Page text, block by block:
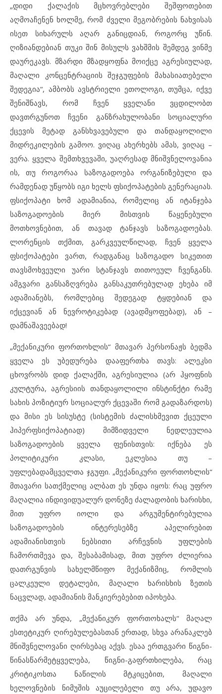
„დიდი ქალაქის მცხოვრებლები შეშფოთებით
აღმოაჩენენ ხოლმე, რომ ძველი მეგობრების ნახვისას
ისეთ სიხარულს აღარ განიცდიან, როგორც უწინ.
ღიზიანდებიან თუკი შინ მისულს ვახშმის შემდეგ ვინმე
დაურეკავს. მზარდი მზადყოფნა მოიქცე აგრესიულად,
მაღალი კონცენტრაციის შეჯგუფების მახასიათებელი
შედეგია“, ამბობს ავსტრიელი ეთოლოგი, თუმცა, იქვე
შენიშნავს, რომ ჩვენ ყველანი ვცდილობთ
დავთრგუნოთ ჩვენი განზრახულობანი სოციალური
ქცევის მეტად განსხვავებული და თანდაყოლილი
მიდრეკილების გამოო. ვიღაც ახერხებს ამას, ვიღაც –
ვერა. ყველა შემთხვევაში, უაღრესად მნიშვნელოვანია
ის, თუ როგორაა საზოგადოება ორგანიზებული და
რამდენად უწყობს იგი ხელს ფსიქოპატების გენერაციას.
ფსიქოპატი ხომ ადამიანია, რომელიც ან იტანჯება
საზოგადოების მიერ მისთვის წაყენებული
მოთხოვნებით, ან თავად ტანჯავს საზოგადოებას.
ლორენცის თქმით, გარკვეულწილად, ჩვენ ყველა
ფსიქოპატები ვართ, რადგანაც საზოგადო სიკეთით
თავსმოხვეული უარი სტანჯავს თითოეულ ჩვენგანს.
ამგვარი განსაზღვრება განსაკუთრებულად ეხება იმ
ადამიანებს, რომლებიც შედეგად ტყდებიან და
იქცევიან ან ნევროტიკებად (ავადმყოფებად), ან –
დამნაშავეებად!
„მექანიკური ფორთოხლის“ მთავარ პერსონაჟს ბედმა
ყველა ეს უბედურება დააფერთხა თავს: ალეკსი
ცხოვრობს დიდ ქალაქში, აგრესიულია (არ ჰყოფნის
კულტურა, აგრესიის თანდაყოლილი ინსტინქტი რამე
სახის პოზიტიურ სოციალურ ქცევაში რომ გადაზარდოს)
და მისი ეს სისუსტე (სისტემის ძალისხმევით ქცეული
ჰიპერფსიქოპატიად) მიმზიდველი ნედლეულია
საზოგადოების ყველა ფენისთვის: იქნება ეს
პოლიტიკური კლასი, ეკლესია თუ –
უფლებადამცველთა ჯგუფი. „მექანიკური ფორთოხლის“
მთავარი სათქმელიც ალბათ ეს უნდა იყოს: რაც უფრო
მაღალია ინდივიდუალურ დონეზე ძალადობის ხარისხი,
მით უფრო იოლი და არგუმენტირებულია
საზოგადოების ინტერესებზე აპელირებით
ადამიანისთვის ნებსითი არჩევნის უფლების
ჩამორთმევა და, შესაბამისად, მით უფრო ძლიერია
დათრგუნვის სახელმწიფო მექანიზმიც, რომლის
ცალკეული დეტალები, მაღალი ხარისხის ზეთის
ნაცვლად, ადამიანის მანკიერებებით იპოხება.
თქმა არ უნდა, „მექანიკურ ფორთოხალს“ მაღალ
ესთეტიკურ ღირებულებასთან ერთად, სხვა არანაკლებ
მნიშვნელოვანი ღირსებაც აქვს. ესაა ერთგვარი წიგნი-
წინასწარმეტყველება, წიგნი-გაფრთხილება, რაც
კრიტიკოსთა ნაწილის მტკიცებით, მაღალი
ხელოვნების ნიმუშის აუცილებელი თუ არა, უდავო